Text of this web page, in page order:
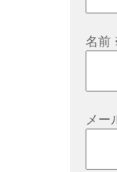
名前
メー